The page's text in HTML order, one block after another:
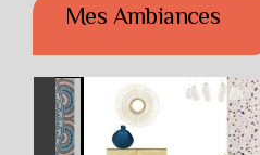
Mes Ambiances